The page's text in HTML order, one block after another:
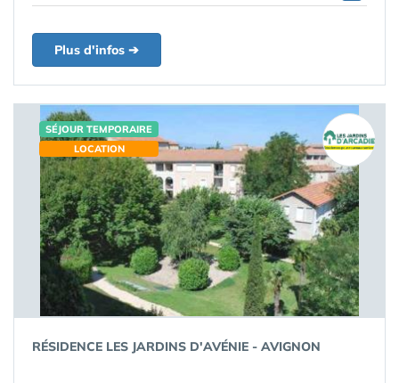
Plus d'infos ➔
SÉJOUR TEMPORAIRE
LOCATION
RÉSIDENCE LES JARDINS D'AVÉNIE - AVIGNON